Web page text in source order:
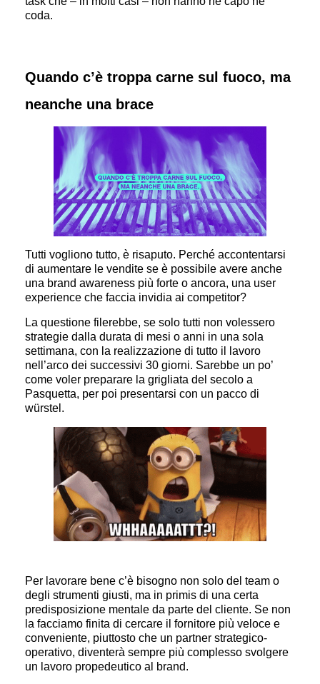
coda.
Quando c’è troppa carne sul fuoco, ma
neanche una brace
Tutti vogliono tutto, è risaputo. Perché accontentarsi
di aumentare le vendite se è possibile avere anche
una brand awareness più forte o ancora, una user
experience che faccia invidia ai competitor?
La questione filerebbe, se solo tutti non volessero
strategie dalla durata di mesi o anni in una sola
settimana, con la realizzazione di tutto il lavoro
nell’arco dei successivi 30 giorni. Sarebbe un po’
come voler preparare la grigliata del secolo a
Pasquetta, per poi presentarsi con un pacco di
würstel.
Per lavorare bene c’è bisogno non solo del team o
degli strumenti giusti, ma in primis di una certa
predisposizione mentale da parte del cliente. Se non
la facciamo finita di cercare il fornitore più veloce e
conveniente, piuttosto che un partner strategico-
operativo, diventerà sempre più complesso svolgere
un lavoro propedeutico al brand.